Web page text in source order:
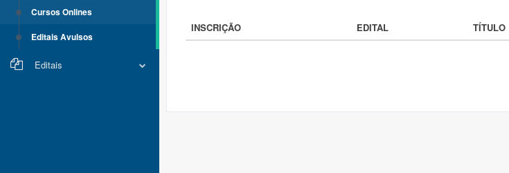
Cursos Onlines
Editais Avulsos
Editais
INSCRIÇÃO EDITAL TÍTULO